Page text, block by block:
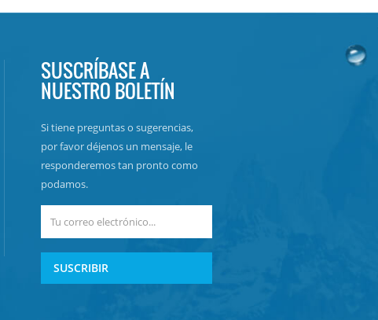
SUSCRÍBASE A
NUESTRO BOLETÍN
Si tiene preguntas o sugerencias,
por favor déjenos un mensaje, le
responderemos tan pronto como
podamos.
SUSCRIBIR